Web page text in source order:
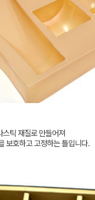
스틱 재질로 만들어져
보호하고 고정하는 틀입니다.